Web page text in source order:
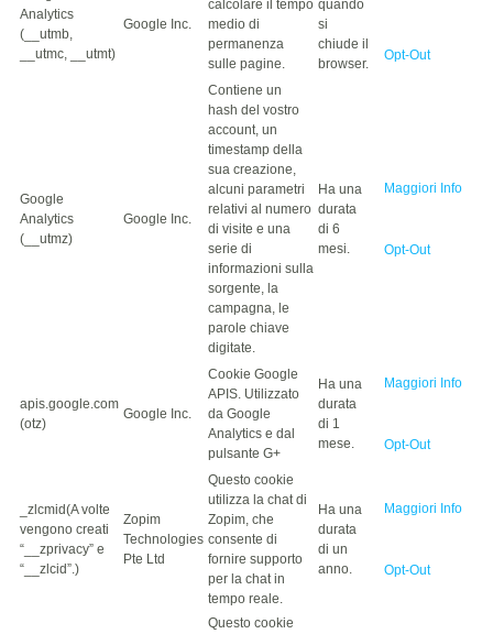
Analytics
(__utmb,
__utmc, __utmt)
Google Inc.
calcolare il tempo
medio di
permanenza
sulle pagine.
quando
si
chiude il
browser.
Opt-Out
Google
Analytics
(__utmz)
Google Inc.
Contiene un
hash del vostro
account, un
timestamp della
sua creazione,
alcuni parametri
relativi al numero
di visite e una
serie di
informazioni sulla
sorgente, la
campagna, le
parole chiave
digitate.
Ha una
durata
di 6
mesi.
Maggiori Info
Opt-Out
apis.google.com
(otz)
Google Inc.
Cookie Google
APIS. Utilizzato
da Google
Analytics e dal
pulsante G+
Ha una
durata
di 1
mese.
Maggiori Info
Opt-Out
_zlcmid(A volte
vengono creati
“__zprivacy” e
“__zlcid”.)
Zopim
Technologies
Pte Ltd
Questo cookie
utilizza la chat di
Zopim, che
consente di
fornire supporto
per la chat in
tempo reale.
Ha una
durata
di un
anno.
Maggiori Info
Opt-Out
Questo cookie